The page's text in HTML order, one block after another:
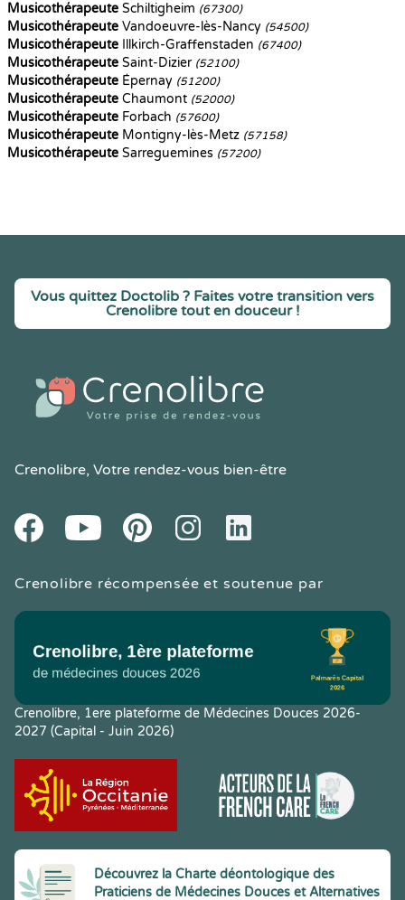
Musicothérapeute Schiltigheim (67300)
Musicothérapeute Vandoeuvre-lès-Nancy (54500)
Musicothérapeute Illkirch-Graffenstaden (67400)
Musicothérapeute Saint-Dizier (52100)
Musicothérapeute Épernay (51200)
Musicothérapeute Chaumont (52000)
Musicothérapeute Forbach (57600)
Musicothérapeute Montigny-lès-Metz (57158)
Musicothérapeute Sarreguemines (57200)
Vous quittez Doctolib ? Faites votre transition vers
Crenolibre tout en douceur !
Crenolibre, Votre rendez-vous bien-être
FacebookYoutube PinteresetInstagramLinkedIn
Crenolibre récompensée et soutenue par
Crenolibre, 1ere plateforme de Médecines Douces 2026-
2027 (Capital - Juin 2026)
Découvrez la Charte déontologique des
Praticiens de Médecines Douces et Alternatives